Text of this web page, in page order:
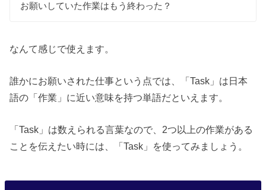
お願いしていた作業はもう終わった？
なんて感じで使えます。
誰かにお願いされた仕事という点では、「Task」は日本
語の「作業」に近い意味を持つ単語だといえます。
「Task」は数えられる言葉なので、2つ以上の作業がある
ことを伝えたい時には、「Task」を使ってみましょう。